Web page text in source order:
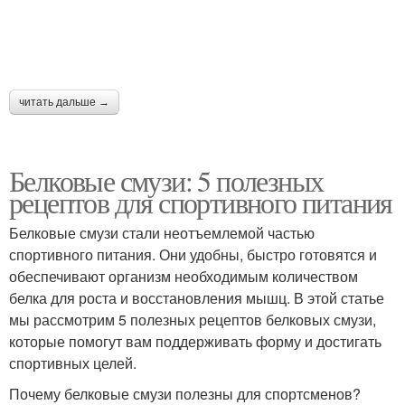
читать дальше →
Белковые смузи: 5 полезных
рецептов для спортивного питания
Белковые смузи стали неотъемлемой частью
спортивного питания. Они удобны, быстро готовятся и
обеспечивают организм необходимым количеством
белка для роста и восстановления мышц. В этой статье
мы рассмотрим 5 полезных рецептов белковых смузи,
которые помогут вам поддерживать форму и достигать
спортивных целей.
Почему белковые смузи полезны для спортсменов?